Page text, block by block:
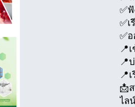
✅
✅
✅
📍
📍
📍
📩
ไล